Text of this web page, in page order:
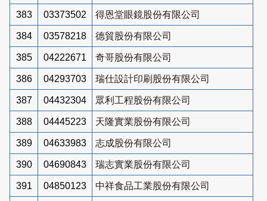
383 03373502 得恩堂眼鏡股份有限公司
384 03578218 德貿股份有限公司
385 04222671 奇哥股份有限公司
386 04293703 瑞仕設計印刷股份有限公司
387 04432304 眾利工程股份有限公司
388 04445223 天隆實業股份有限公司
389 04633983 志成股份有限公司
390 04690843 瑞志實業股份有限公司
391 04850123 中祥食品工業股份有限公司